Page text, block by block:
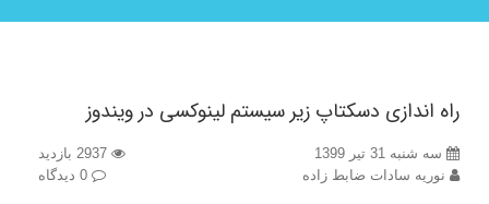
راه اندازی دسکتاپ زیر سیستم لینوکسی در ویندوز
سه شنبه 31 تیر 1399
نوریه سادات ضابط زاده